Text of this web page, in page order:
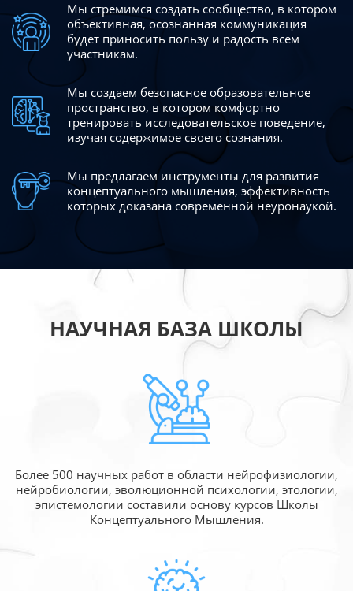
Мы стремимся создать сообщество, в котором
объективная, осознанная коммуникация
будет приносить пользу и радость всем
участникам.
Мы создаем безопасное образовательное
пространство, в котором комфортно
тренировать исследовательское поведение,
изучая содержимое своего сознания.
Мы предлагаем инструменты для развития
концептуального мышления, эффективность
которых доказана современной неуронаукой.
НАУЧНАЯ БАЗА ШКОЛЫ
Более 500 научных работ в области нейрофизиологии,
нейробиологии, эволюционной психологии, этологии,
эпистемологии составили основу курсов Школы
Концептуального Мышления.